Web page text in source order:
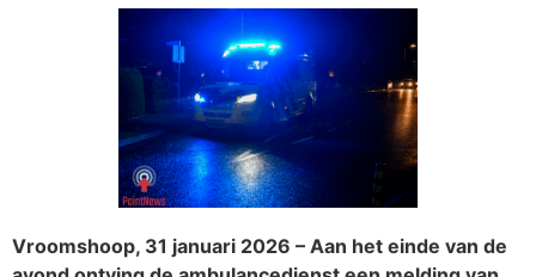
Vroomshoop, 31 januari 2026 – Aan het einde van de